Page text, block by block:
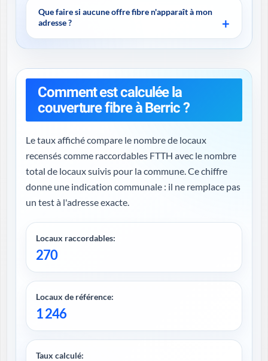
Que faire si aucune offre fibre n'apparaît à mon
adresse ?
Comment est calculée la
couverture fibre à Berric ?
Le taux affiché compare le nombre de locaux
recensés comme raccordables FTTH avec le nombre
total de locaux suivis pour la commune. Ce chiffre
donne une indication communale : il ne remplace pas
un test à l'adresse exacte.
Locaux raccordables:
270
Locaux de référence:
1 246
Taux calculé: